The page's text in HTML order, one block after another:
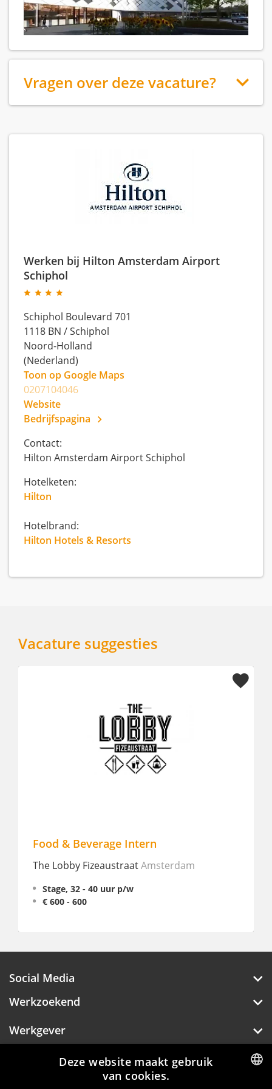
Vragen over deze vacature?
Werken bij Hilton Amsterdam Airport
Schiphol
Schiphol Boulevard 701
1118 BN /Schiphol
Noord-Holland
(Nederland)
Toon op Google Maps
0207104046
Website
Bedrijfspagina
Contact:
Hilton Amsterdam Airport Schiphol
Hotelketen:
Hilton
Hotelbrand:
Hilton Hotels & Resorts
Vacature suggesties
& Beverage Intern
Lobby FizeaustraatAmsterdam
32 - 40 uur p/w
600 - 600
Social Media
Werkgever
Over Hotelprofessionals
Deze website maakt gebruik
van cookies.